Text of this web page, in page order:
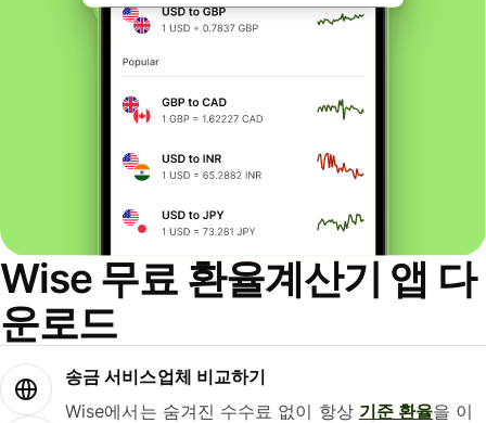
Wise 무료 환율계산기 앱 다
운로드
송금 서비스업체 비교하기
Wise에서는 숨겨진 수수료 없이 항상 기준 환율을 이